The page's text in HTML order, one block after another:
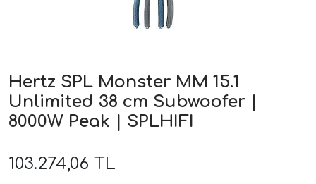
Hertz SPL Monster MM 15.1
Unlimited 38 cm Subwoofer |
8000W Peak | SPLHIFI
103.274,06 TL